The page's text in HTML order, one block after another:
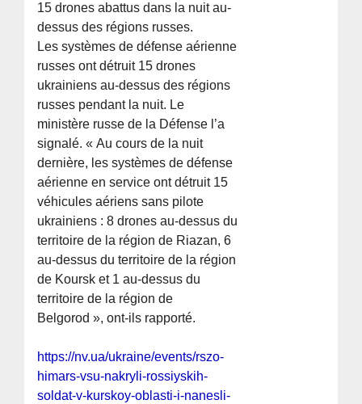
15 drones abattus dans la nuit au-
dessus des régions russes.
Les systèmes de défense aérienne
russes ont détruit 15 drones
ukrainiens au-dessus des régions
russes pendant la nuit. Le
ministère russe de la Défense l’a
signalé. « Au cours de la nuit
dernière, les systèmes de défense
aérienne en service ont détruit 15
véhicules aériens sans pilote
ukrainiens : 8 drones au-dessus du
territoire de la région de Riazan, 6
au-dessus du territoire de la région
de Koursk et 1 au-dessus du
territoire de la région de
Belgorod », ont-ils rapporté.
https://nv.ua/ukraine/events/rszo-
himars-vsu-nakryli-rossiyskih-
soldat-v-kurskoy-oblasti-i-nanesli-